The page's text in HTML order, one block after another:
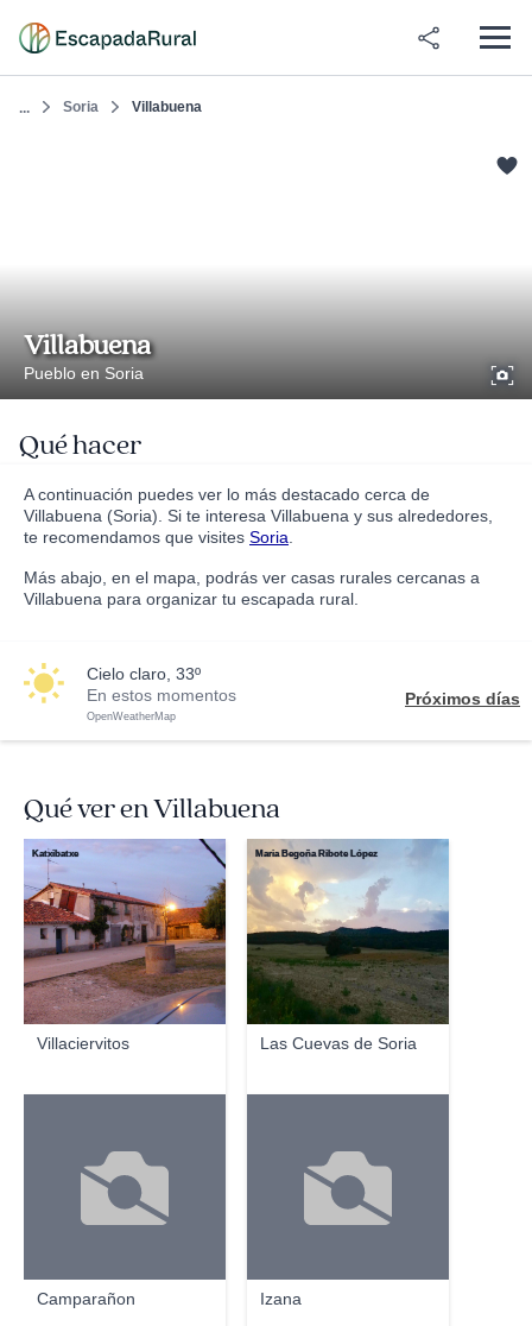
... Soria Villabuena
Villabuena
Pueblo en Soria
Qué hacer
A continuación puedes ver lo más destacado cerca de
Villabuena (Soria). Si te interesa Villabuena y sus alrededores,
te recomendamos que visites Soria
Más abajo, en el mapa, podrás ver casas rurales cercanas a
Villabuena para organizar tu escapada rural.
cielo claro, 33º
En estos momentos
OpenWeatherMap
Próximos días
Qué ver en Villabuena
Villaciervitos
Katxibatxe
Las Cuevas de Soria
Maria Begoña Ribote López
Camparañon Izana